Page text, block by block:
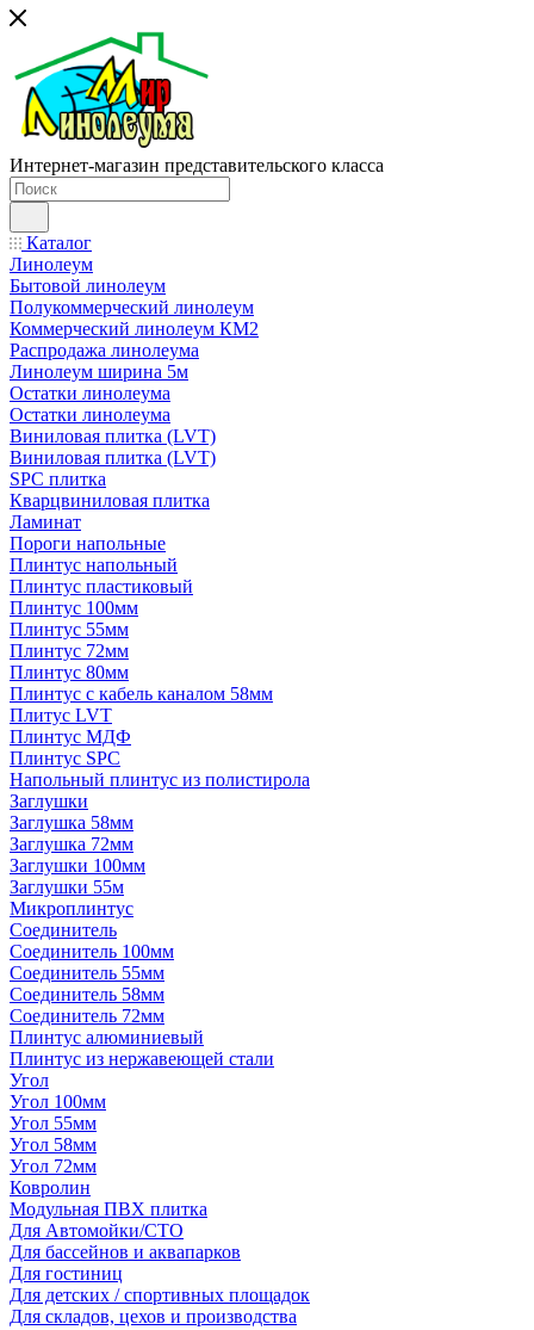
Интернет-магазин представительского класса
Каталог
Линолеум
Бытовой линолеум
Полукоммерческий линолеум
Коммерческий линолеум КМ2
Распродажа линолеума
Линолеум ширина 5м
Остатки линолеума
Остатки линолеума
Виниловая плитка (LVT)
Виниловая плитка (LVT)
SPC плитка
Кварцвиниловая плитка
Ламинат
Пороги напольные
Плинтус напольный
Плинтус пластиковый
Плинтус 100мм
Плинтус 55мм
Плинтус 72мм
Плинтус 80мм
Плинтус с кабель каналом 58мм
Плитус LVT
Плинтус МДФ
Плинтус SPC
Напольный плинтус из полистирола
Заглушки
Заглушка 58мм
Заглушка 72мм
Заглушки 100мм
Заглушки 55м
Микроплинтус
Соединитель
Соединитель 100мм
Соединитель 55мм
Соединитель 58мм
Соединитель 72мм
Плинтус алюминиевый
Плинтус из нержавеющей стали
Угол
Угол 100мм
Угол 55мм
Угол 58мм
Угол 72мм
Ковролин
Модульная ПВХ плитка
Для Автомойки/СТО
Для бассейнов и аквапарков
Для гостиниц
Для детских / спортивных площадок
Для складов, цехов и производства